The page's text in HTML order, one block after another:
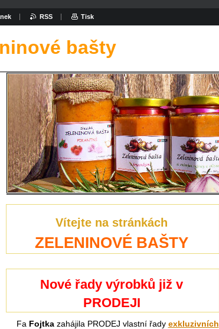
bašty
Vítejte na stránkách
ZELENINOVÉ BAŠTY
Nové řady výrobků již v
PRODEJI
Fa Fojtkazahájila PRODEJ vlastní řady exkluzivních
RSS Tisk